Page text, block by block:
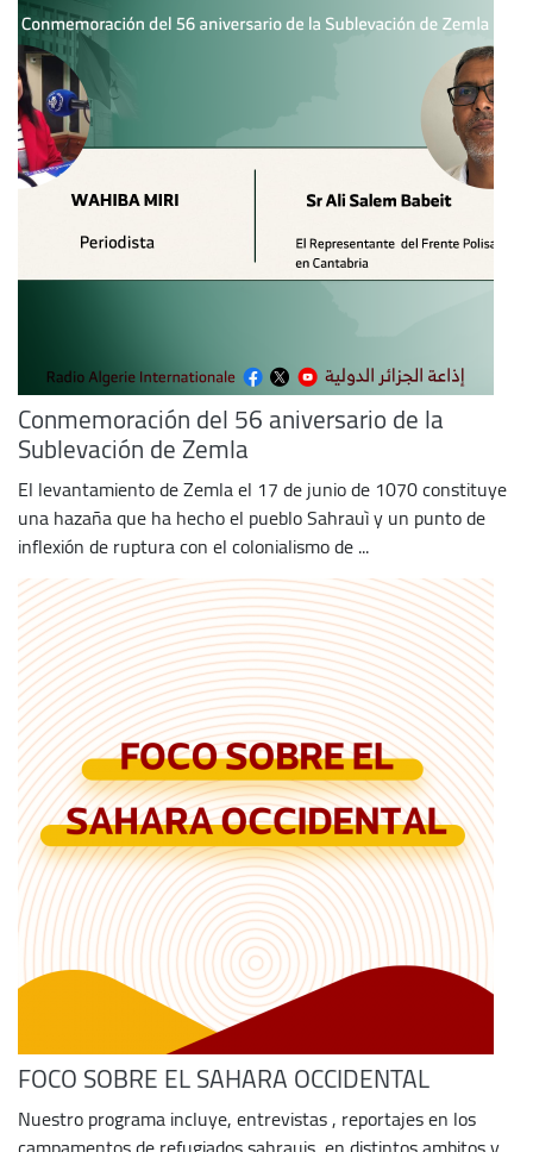
Conmemoración del 56 aniversario de la
Sublevación de Zemla
El levantamiento de Zemla el 17 de junio de 1070 constituye
una hazaña que ha hecho el pueblo Sahrauì y un punto de
inflexión de ruptura con el colonialismo de ...
FOCO SOBRE EL SAHARA OCCIDENTAL
Nuestro programa incluye, entrevistas , reportajes en los